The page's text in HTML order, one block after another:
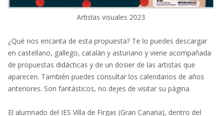
Artistas visuales 2023
¿Qué nos encanta de esta propuesta? Te lo puedes descargar
en castellano, gallego, catalán y asturiano y viene acompañada
de propuestas didácticas y de un dosier de las artistas que
aparecen. También puedes consultar los calendarios de años
anteriores. Son fantásticos, no dejes de visitar su página.
El alumnado del IES Villa de Firgas (Gran Canaria), dentro del